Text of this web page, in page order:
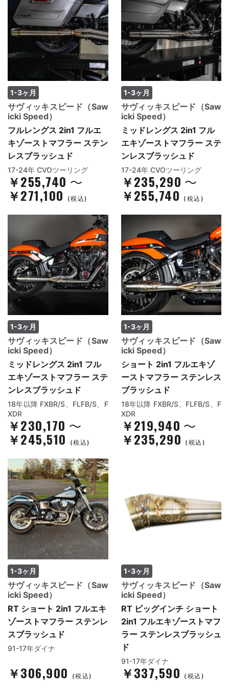
1-3ヶ月
サヴィッキスピード（Saw
icki Speed）
フルレングス 2in1 フルエ
キゾーストマフラー ステン
レスブラッシュド
17-24年 CVOツーリング
￥255,740 ～
￥271,100 (税込)
1-3ヶ月
サヴィッキスピード（Saw
icki Speed）
ミッドレングス 2in1 フル
エキゾーストマフラー ステ
ンレスブラッシュド
17-24年 CVOツーリング
￥235,290 ～
￥255,740 (税込)
1-3ヶ月
サヴィッキスピード（Saw
icki Speed）
ミッドレングス 2in1 フル
エキゾーストマフラー ステ
ンレスブラッシュド
18年以降 FXBR/S、FLFB/S、F
XDR
￥230,170 ～
￥245,510 (税込)
1-3ヶ月
サヴィッキスピード（Saw
icki Speed）
ショート 2in1 フルエキゾ
ーストマフラー ステンレス
ブラッシュド
18年以降 FXBR/S、FLFB/S、F
XDR
￥219,940 ～
￥235,290 (税込)
1-3ヶ月
サヴィッキスピード（Saw
icki Speed）
RT ショート 2in1 フルエキ
ゾーストマフラー ステンレ
スブラッシュド
91-17年ダイナ
￥306,900 (税込)
1-3ヶ月
サヴィッキスピード（Saw
icki Speed）
RT ビッグインチ ショート
2in1 フルエキゾーストマフ
ラー ステンレスブラッシュ
ド
91-17年ダイナ
￥337,590 (税込)